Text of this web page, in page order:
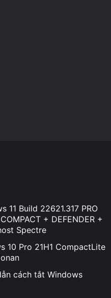
11 Build 22621.317 PRO
+ DEFENDER +
Spectre
10 Pro 21H1 CompactLite
cách tắt Windows